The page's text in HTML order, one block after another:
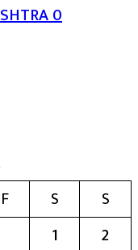
0
F S
S
1
2